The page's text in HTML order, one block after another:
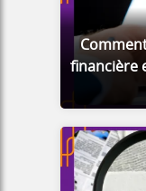
financière